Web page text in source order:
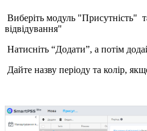
Виберіть модуль "Присутність"
відвідування"
Натисніть “Додати”, а потім
Дайте назву періоду та колір,